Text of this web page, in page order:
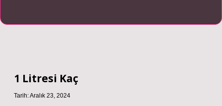
1 Litresi Kaç
Tarih: Aralık 23, 2024